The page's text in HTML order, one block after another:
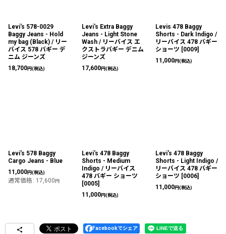
Levi's 578-0029
Baggy Jeans - Hold
my bag (Black) / リー
バイス 578 バギー デ
ニム ジーンズ
18,700円(税込)
Levi's Extra Baggy
Jeans - Light Stone
Wash / リーバイス エ
クストラバギー デニム
ジーンズ
17,600円(税込)
Levis 478 Baggy
Shorts - Dark Indigo /
リーバイス 478 バギー
ショーツ [0009]
11,000円(税込)
Levi's 578 Baggy
Cargo Jeans - Blue
11,000円(税込)
通常価格 : 17,600円
Levi's 478 Baggy
Shorts - Medium
Indigo / リーバイス
478 バギー ショーツ
[0005]
11,000円(税込)
Levi's 478 Baggy
Shorts - Light Indigo /
リーバイス 478 バギー
ショーツ [0006]
11,000円(税込)
Facebookでシェア